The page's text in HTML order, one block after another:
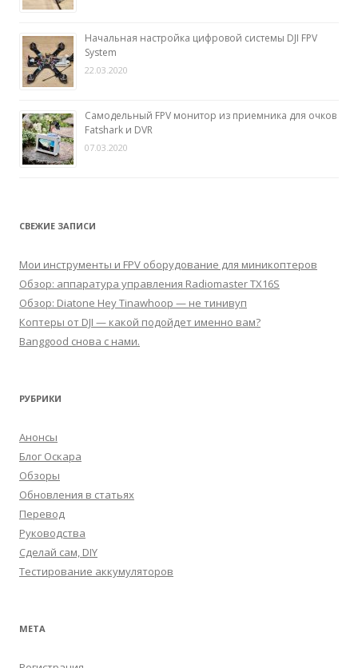
Начальная настройка цифровой системы DJI FPV
System
22.03.2020
Самодельный FPV монитор из приемника для очков
Fatshark и DVR
07.03.2020
СВЕЖИЕ ЗАПИСИ
Мои инструменты и FPV оборудование для миникоптеров
Обзор: аппаратура управления Radiomaster TX16S
Обзор: Diatone Hey Tinawhoop — не тинивуп
Коптеры от DJI — какой подойдет именно вам?
Banggood снова с нами.
РУБРИКИ
Анонсы
Блог Оскара
Обзоры
Обновления в статьях
Перевод
Руководства
Сделай сам, DIY
Тестирование аккумуляторов
МЕТА